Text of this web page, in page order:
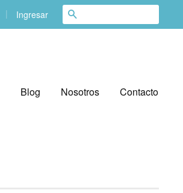
| Ingresar
Blog Nosotros Contacto